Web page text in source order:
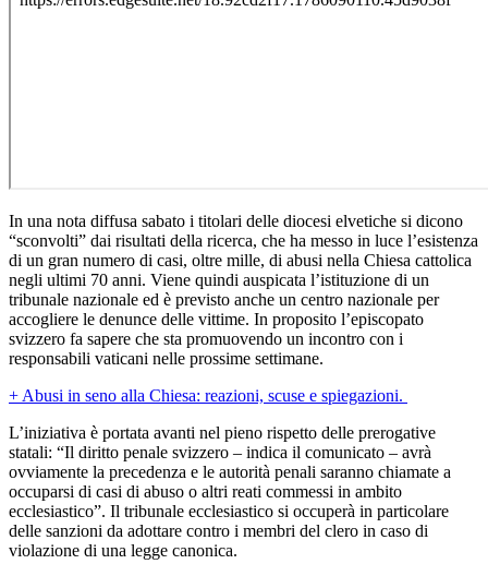
In una nota diffusa sabato i titolari delle diocesi elvetiche si dicono
“sconvolti” dai risultati della ricerca, che ha messo in luce l’esistenza
di un gran numero di casi, oltre mille, di abusi nella Chiesa cattolica
negli ultimi 70 anni. Viene quindi auspicata l’istituzione di un
tribunale nazionale ed è previsto anche un centro nazionale per
accogliere le denunce delle vittime. In proposito l’episcopato
svizzero fa sapere che sta promuovendo un incontro con i
responsabili vaticani nelle prossime settimane.
+ Abusi in seno alla Chiesa: reazioni, scuse e spiegazioni.
L’iniziativa è portata avanti nel pieno rispetto delle prerogative
statali: “Il diritto penale svizzero – indica il comunicato – avrà
ovviamente la precedenza e le autorità penali saranno chiamate a
occuparsi di casi di abuso o altri reati commessi in ambito
ecclesiastico”. Il tribunale ecclesiastico si occuperà in particolare
delle sanzioni da adottare contro i membri del clero in caso di
violazione di una legge canonica.